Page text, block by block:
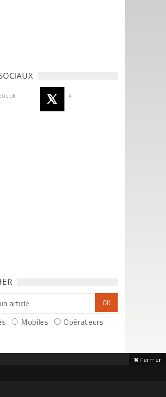
X
Mobiles Opérateurs
Fermer